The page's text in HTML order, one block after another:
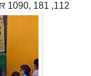
1090, 181 ,112